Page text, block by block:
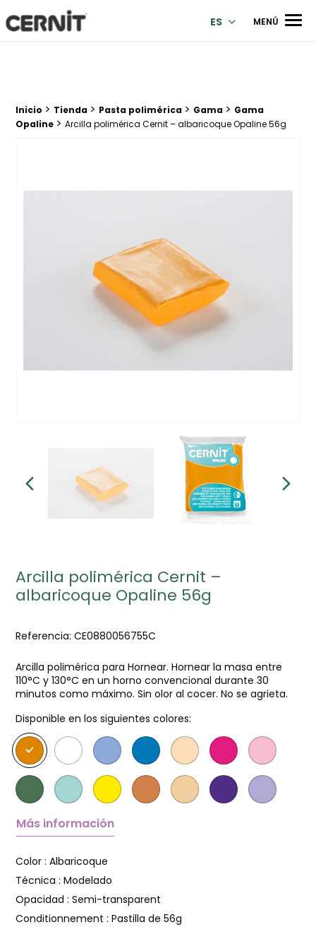
Cernit Une qualité haut de gamme pour des créations
ES MENÚ
Breadcrumb trail:
Inicio > Tienda > Pasta polimérica > Gama > Gama
Opaline > Arcilla polimérica Cernit – albaricoque Opaline 56g
Arcilla polimérica Cernit –
albaricoque Opaline 56g
Referencia: CE0880056755C
Arcilla polimérica para Hornear. Hornear la masa entre
110°C y 130°C en un horno convencional durante 30
minutos como máximo. Sin olor al cocer. No se agrieta.
Disponible en los siguientes colores:
Más información
Color : Albaricoque
Técnica : Modelado
Opacidad : Semi-transparent
Conditionnement : Pastilla de 56g